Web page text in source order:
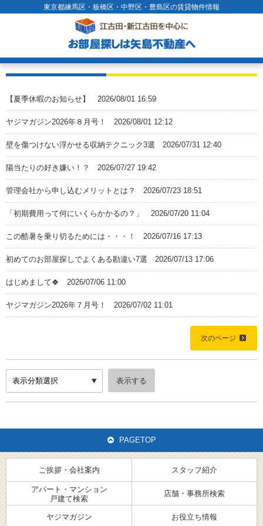
東京都練馬区・板橋区・中野区・豊島区の賃貸物件情報
【夏季休暇のお知らせ】 2026/08/01 16:59
ヤジマガジン2026年８月号！ 2026/08/01 12:12
壁を傷つけない浮かせる収納テクニック3選 2026/07/31 12:40
陽当たりの好き嫌い！？ 2026/07/27 19:42
管理会社から申し込むメリットとは？ 2026/07/23 18:51
「初期費用って何にいくらかかるの？」 2026/07/20 11:04
この酷暑を乗り切るためには・・・！ 2026/07/16 17:13
初めてのお部屋探しでよくある勘違い7選 2026/07/13 17:06
はじめまして🍀 2026/07/06 11:00
ヤジマガジン2026年７月号！ 2026/07/02 11:01
次のページ
PAGETOP
ご挨拶・会社案内 スタッフ紹介
アパート・マンション
戸建て検索
店舗・事務所検索
ヤジマガジン お役立ち情報
スタッフ紹介
店舗・事務所検索
ヤジマガジン